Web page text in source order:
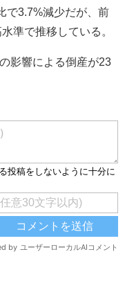
で3.7%減少だが、前
準で推移している。
影響による倒産が23